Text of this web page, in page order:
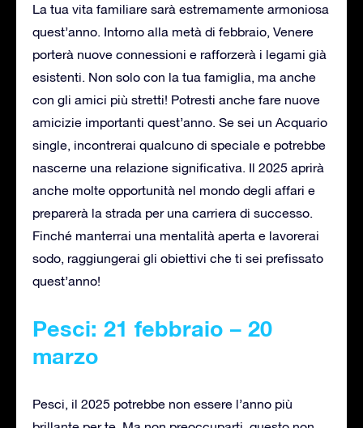
La tua vita familiare sarà estremamente armoniosa
quest’anno. Intorno alla metà di febbraio, Venere
porterà nuove connessioni e rafforzerà i legami già
esistenti. Non solo con la tua famiglia, ma anche
con gli amici più stretti! Potresti anche fare nuove
amicizie importanti quest’anno. Se sei un Acquario
single, incontrerai qualcuno di speciale e potrebbe
nascerne una relazione significativa. Il 2025 aprirà
anche molte opportunità nel mondo degli affari e
preparerà la strada per una carriera di successo.
Finché manterrai una mentalità aperta e lavorerai
sodo, raggiungerai gli obiettivi che ti sei prefissato
quest’anno!
Pesci: 21 febbraio – 20
marzo
Pesci, il 2025 potrebbe non essere l’anno più